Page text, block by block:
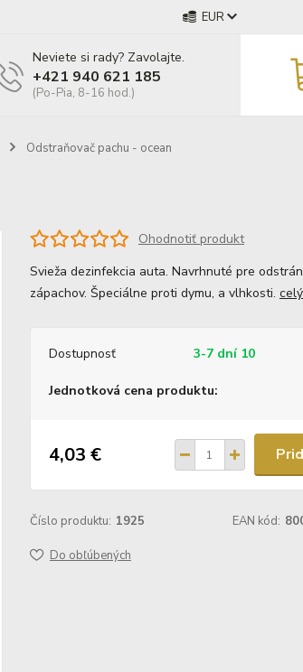
EUR
Neviete si rady? Zavolajte.
+421 940 621 185
(Po-Pia, 8-16 hod.)
Odstraňovač pachu - ocean
Ohodnotiť produkt
Svieža dezinfekcia auta. Navrhnuté pre
zápachov. Špeciálne proti dymu, a vlhkosti.
Dostupnosť 3-7 dní 10
Jednotková cena produktu:
4,03 €
Číslo produktu: 1925 EAN kód:
Do obľúbených